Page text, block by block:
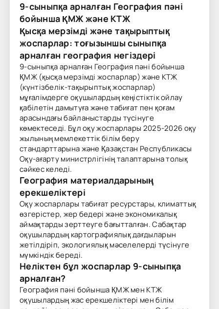
9-сыныпқа арналған География пәні
бойынша ҚМЖ және КТЖ
Қысқа мерзімді және тақырыптық
жоспарлар: тоғызыншы сыныпқа
арналған география негіздері
9-сыныпқа арналған География пәні бойынша
ҚМЖ (қысқа мерзімді жоспарлар) және КТЖ
(күнтізбелік-тақырыптық жоспарлар)
мұғалімдерге оқушылардың кеңістіктік ойлау
қабілетін дамытуға және табиғат пен қоғам
арасындағы байланыстарды түсінуге
көмектеседі. Бұл оқу жоспарлары 2025-2026 оқу
жылының мемлекеттік білім беру
стандарттарына және Қазақстан Республикасы
Оқу-ағарту министрлігінің талаптарына толық
сәйкес келеді.
География материалдарының
ерекшеліктері
Оқу жоспарлары табиғат ресурстары, климаттық
өзгерістер, жер бедері және экономикалық
аймақтарды зерттеуге бағытталған. Сабақтар
оқушылардың картографиялық дағдыларын
жетілдіріп, экологиялық мәселелерді түсінуге
мүмкіндік береді.
Неліктен бұл жоспарлар 9-сыныпқа
арналған?
География пәні бойынша ҚМЖ мен КТЖ
оқушылардың жас ерекшеліктері мен білім